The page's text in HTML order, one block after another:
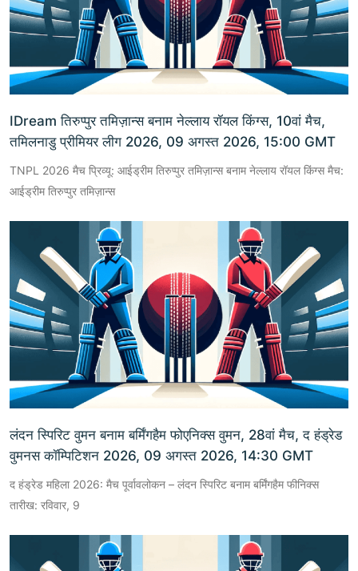
IDream तिरुप्पुर तमिज़ान्स बनाम नेल्लाय रॉयल किंग्स, 10वां मैच,
तमिलनाडु प्रीमियर लीग 2026, 09 अगस्त 2026, 15:00 GMT
TNPL 2026 मैच प्रिव्यू: आईड्रीम तिरुप्पुर तमिज़ान्स बनाम नेल्लाय रॉयल किंग्स मैच:
आईड्रीम तिरुप्पुर तमिज़ान्स
लंदन स्पिरिट वुमन बनाम बर्मिंगहैम फोएनिक्स वुमन, 28वां मैच, द हंड्रेड
वुमनस कॉम्पिटिशन 2026, 09 अगस्त 2026, 14:30 GMT
द हंड्रेड महिला 2026: मैच पूर्वावलोकन – लंदन स्पिरिट बनाम बर्मिंगहैम फीनिक्स
तारीख: रविवार, 9